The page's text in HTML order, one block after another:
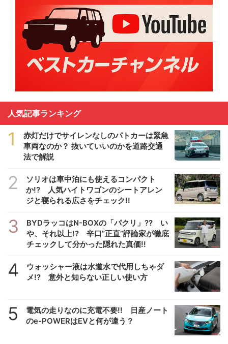
人気記事ランキング
1
赤灯だけでサイレンなしのパトカーは緊急
車両なのか？ 抜いていいのかを道路交通
法で解説
2
ソリオは車中泊にも使えるコンパクト
か!? 人気ハイトワゴンのシートアレン
ジと寝られる広さをチェック!!
3
BYDラッコはN-BOXの「パクリ」?? い
や、それ以上!? 辛口”正直”評論家が徹底
チェックして分かった隠れた真価!!
4
ウォッシャー液は水道水で代用しちゃダ
メ!? 意外と知らない正しい使い方
5
電気の走りなのに充電不要!! 日産ノート
のe-POWERはEVと何が違う？